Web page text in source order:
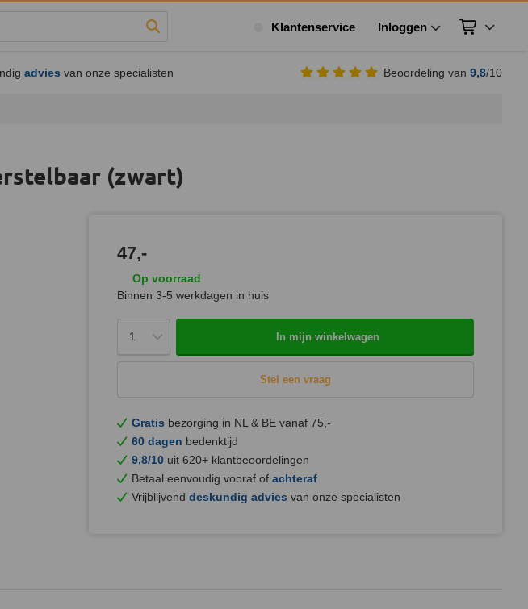
Klantenservice Inloggen Winkelwagen
advies van onze specialisten Beoordeling van 9,8/10
(zwart)
47,-
Op voorraad
Binnen 3-5 werkdagen in huis
In mijn winkelwagen
Stel een vraag
Gratis bezorging in NL & BE vanaf 75,-
60 dagen bedenktijd
9,8/10 uit 620+ klantbeoordelingen
Betaal eenvoudig vooraf of achteraf
Vrijblijvend deskundig advies van onze specialisten